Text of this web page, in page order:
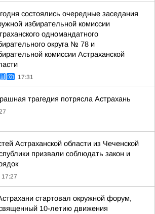
состоялись очередные заседания
избирательной комиссии
одномандатного
округа № 78 и
комиссии Астраханской
17:31
трагедия потрясла Астрахань
Астраханской области из Чеченской
призвали соблюдать закон и
17:27
стартовал окружной форум,
10-летию движения